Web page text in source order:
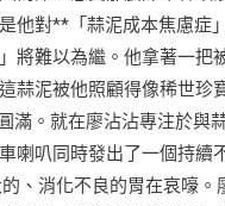
他對**「蒜泥成本焦慮症
將難以為繼。他拿著一把
蒜泥被他照顧得像稀世珍
滿。就在廖沾沾專注於與
喇叭同時發出了一個持續
、消化不良的胃在哀嚎。